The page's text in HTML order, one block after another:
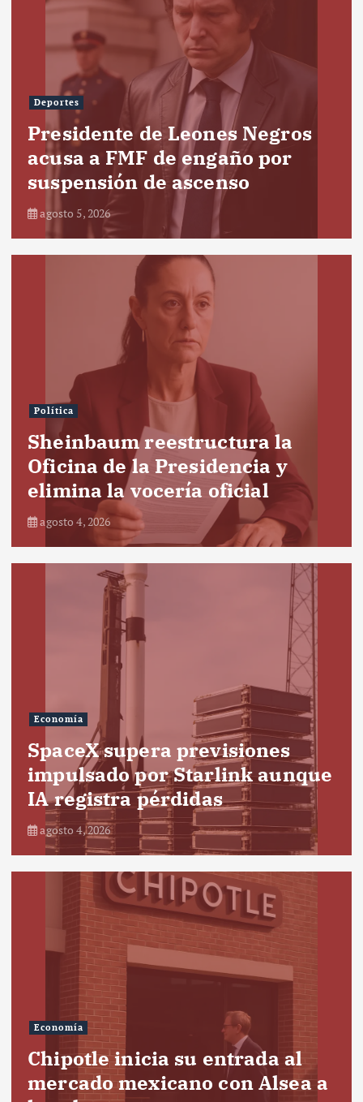
Deportes
Presidente de Leones Negros
acusa a FMF de engaño por
suspensión de ascenso
agosto 5, 2026
Política
Sheinbaum reestructura la
Oficina de la Presidencia y
elimina la vocería oficial
agosto 4, 2026
Economía
SpaceX supera previsiones
impulsado por Starlink aunque
IA registra pérdidas
agosto 4, 2026
Economía
Chipotle inicia su entrada al
mercado mexicano con Alsea a